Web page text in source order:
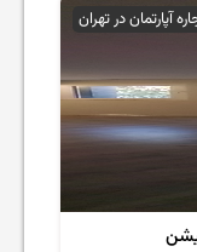
آپارتمان در تهران